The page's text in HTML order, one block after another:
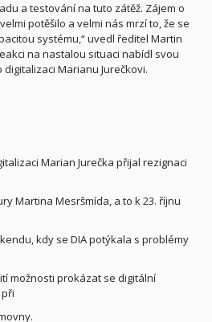
a testování na tuto zátěž. Zájem o
potěšilo a velmi nás mrzí to, že se
systému,“ uvedl ředitel Martin
na nastalou situaci nabídl svou
Marianu Jurečkovi.
Marian Jurečka přijal rezignaci
Martina Mesršmída, a to k 23. říjnu
kdy se DIA potýkala s problémy
možnosti prokázat se digitální